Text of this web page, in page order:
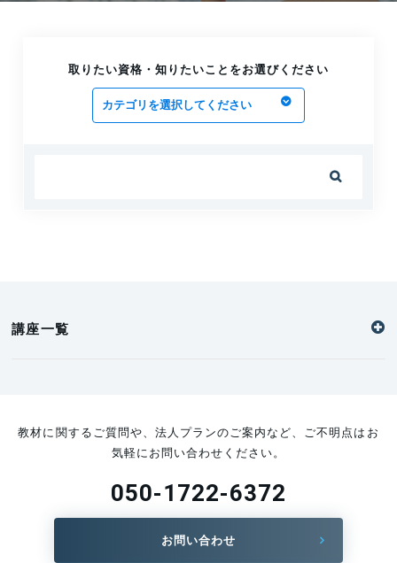
取りたい資格・知りたいことをお選びください

講座一覧
教材に関するご質問や、法人プランのご案内など、ご不明点はお
気軽にお問い合わせください。
050-1722-6372
お問い合わせ